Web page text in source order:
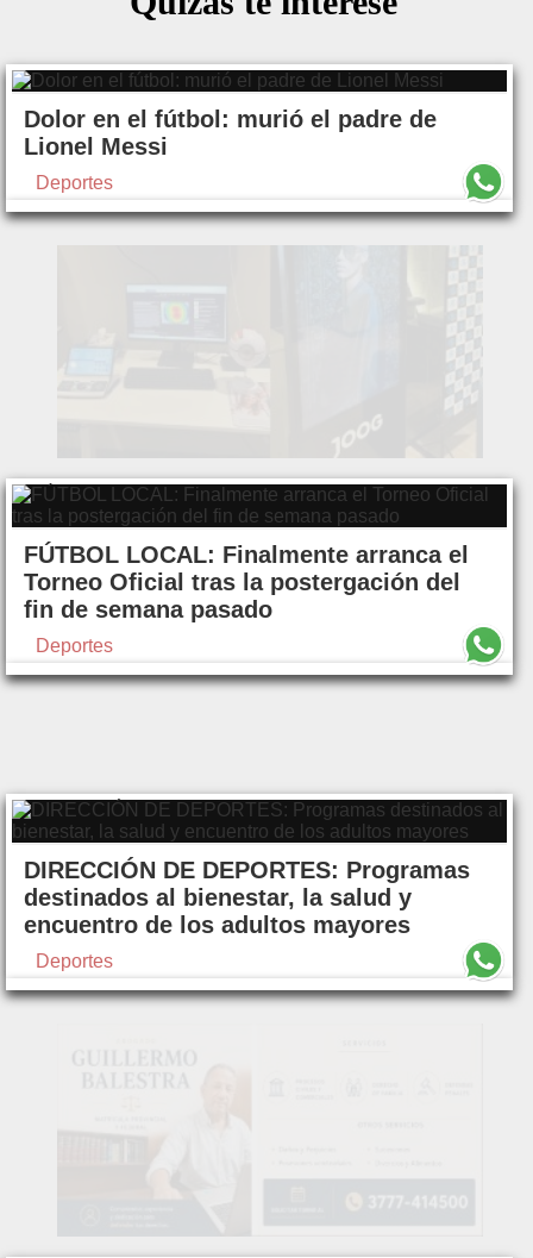
Dolor en el fútbol: murió el padre de
Lionel Messi
Deportes
FÚTBOL LOCAL: Finalmente arranca el
Torneo Oficial tras la postergación del
fin de semana pasado
Deportes
DIRECCIÓN DE DEPORTES: Programas
destinados al bienestar, la salud y
encuentro de los adultos mayores
Deportes